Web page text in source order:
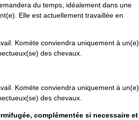
du temps, idéalement dans une
Elle est actuellement travaillée en
Komète conviendra uniquement à un(e)
des chevaux.
Komète conviendra uniquement à un(e)
des chevaux.
complémentée si necessaire et